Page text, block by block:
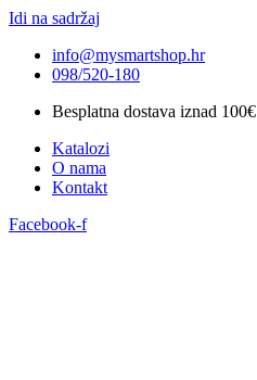
Idi na sadržaj
info@mysmartshop.hr
098/520-180
Besplatna dostava iznad 100€
Katalozi
O nama
Kontakt
Facebook-f